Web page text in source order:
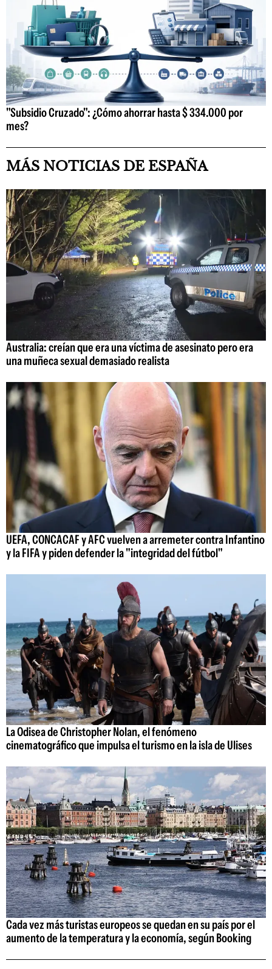
"Subsidio Cruzado": ¿Cómo ahorrar hasta $ 334.000 por
mes?
MÁS NOTICIAS DE ESPAÑA
Australia: creían que era una víctima de asesinato pero era
una muñeca sexual demasiado realista
UEFA, CONCACAF y AFC vuelven a arremeter contra Infantino
y la FIFA y piden defender la "integridad del fútbol"
La Odisea de Christopher Nolan, el fenómeno
cinematográfico que impulsa el turismo en la isla de Ulises
Cada vez más turistas europeos se quedan en su país por el
aumento de la temperatura y la economía, según Booking